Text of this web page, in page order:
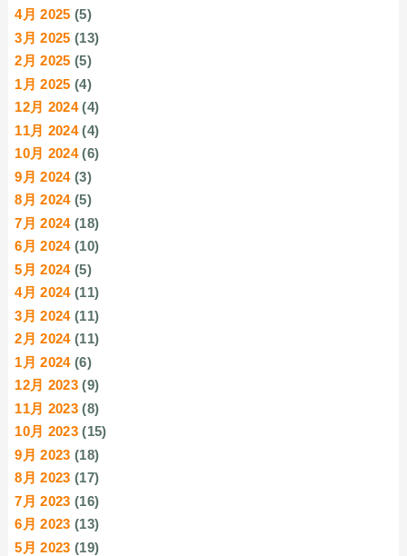
4月 2025 (5)
3月 2025 (13)
2月 2025 (5)
1月 2025 (4)
12月 2024(4)
11月 2024(4)
10月 2024(6)
9月 2024(3)
8月 2024(5)
7月 2024(18)
6月 2024(10)
5月 2024(5)
4月 2024(11)
3月 2024(11)
2月 2024(11)
1月 2024(6)
12月 2023 (9)
11月 2023 (8)
10月 2023 (15)
9月 2023 (18)
8月 2023 (17)
7月 2023 (16)
6月 2023 (13)
5月 2023 (19)